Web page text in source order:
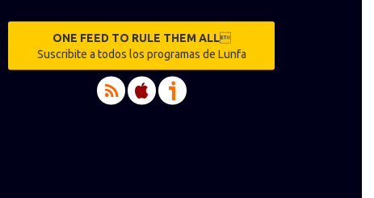
ONE FEED TO RULE THEM ALL
Suscribite a todos los programas de Lunfa